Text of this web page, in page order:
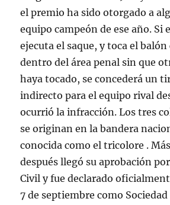
el premio ha sido otorgado a
equipo campeón de ese año. Si
ejecuta el saque, y toca el
dentro del área penal sin que
haya tocado, se concederá un
indirecto para el equipo rival
ocurrió la infracción. Los tres
se originan en la bandera
conocida como el tricolore .
después llegó su aprobación
Civil y fue declarado
7 de septiembre como